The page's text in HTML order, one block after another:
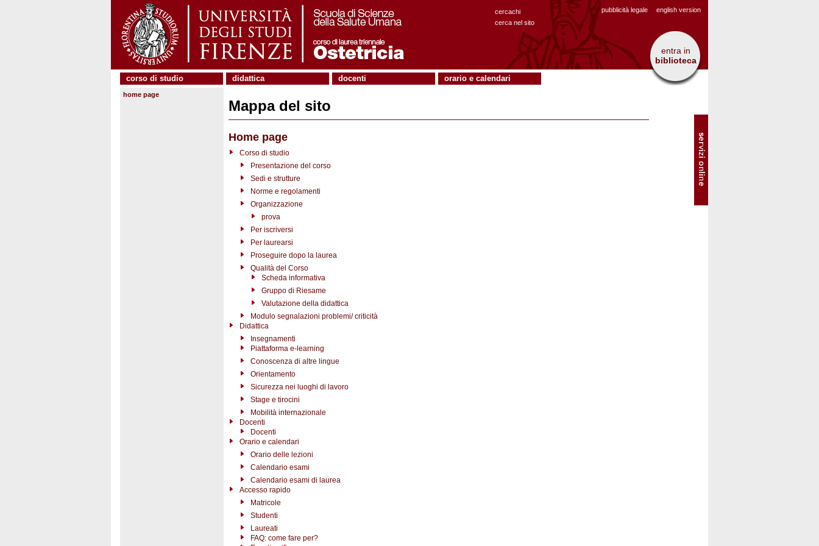
english version
entra in
biblioteca
pubblicità legale
cercachi
cerca nel sito
Servizi
online
corso di studio didattica docenti orario e calendari
home page
Mappa del sito
Home page
Corso di studio
Presentazione del corso
Sedi e strutture
Norme e regolamenti
Organizzazione
prova
Per iscriversi
Per laurearsi
Proseguire dopo la laurea
Qualità del Corso
Scheda informativa
Gruppo di Riesame
Valutazione della didattica
Modulo segnalazioni problemi/ criticità
Didattica
Insegnamenti
Piattaforma e-learning
Conoscenza di altre lingue
Orientamento
Sicurezza nei luoghi di lavoro
Stage e tirocini
Mobilità internazionale
Docenti
Docenti
Orario e calendari
Orario delle lezioni
Calendario esami
Calendario esami di laurea
Accesso rapido
Matricole
Studenti
Laureati
FAQ: come fare per?